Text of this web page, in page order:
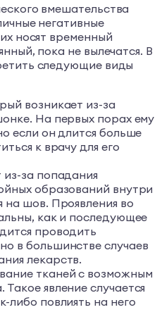
вмешательства
негативные
носят временный
пока не вылечатся. В
следующие виды
возникает из-за
На первых порах ему
если он длится больше
к врачу для его
из-за попадания
образований внутри
шов. Проявления во
как и последующее
проводить
в большинстве случаев
лекарств.
тканей с возможным
явление случается
либо повлиять на него